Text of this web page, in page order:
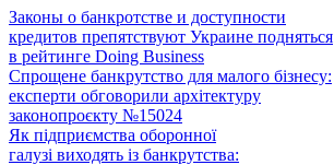
Законы о банкротстве и доступности
кредитов препятствуют Украине подняться
в рейтинге Doing Business
Спрощене банкрутство для малого бізнесу:
експерти обговорили архітектуру
законопроєкту №15024
Як підприємства оборонної
галузі виходять із банкрутства: